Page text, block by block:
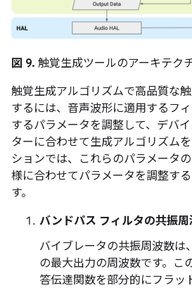
図 9. 触覚生成ツールのアーキテク
触覚生成アルゴリズムで高品質な
するには、音声波形に適用するフ
するパラメータを調整して、デバ
ターに合わせて生成アルゴリズム
ションでは、これらのパラメータ
様に合わせてパラメータを調整す
す。
バンドパス フィルタの共振周
バイブレータの共振周波数は
の最大出力の周波数です。こ
答伝達関数を部分的にフラッ